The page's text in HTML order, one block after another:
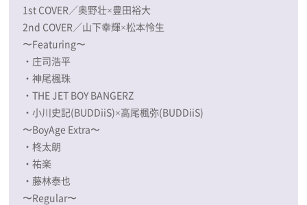
1st COVER／奥野壮×豊田裕大
2nd COVER／山下幸輝×松本怜生
〜Featuring〜
・庄司浩平
・神尾楓珠
・THE JET BOY BANGERZ
・小川史記(BUDDiiS)×高尾楓弥(BUDDiiS)
〜BoyAge Extra〜
・柊太朗
・祐楽
・藤林泰也
〜Regular〜